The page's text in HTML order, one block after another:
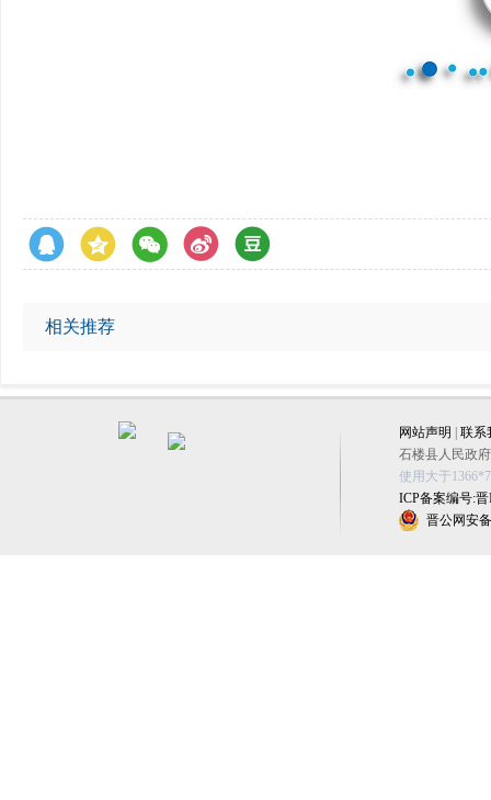
相关推荐
网站声明
联系
石楼县人民政
使用大于
ICP备案编号:晋
晋公网安